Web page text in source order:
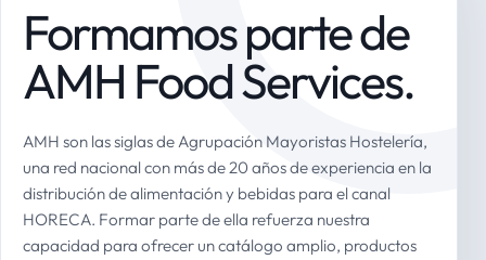
Formamos parte de
AMH Food Services.
AMH son las siglas de Agrupación Mayoristas Hostelería,
una red nacional con más de 20 años de experiencia en la
distribución de alimentación y bebidas para el canal
HORECA. Formar parte de ella refuerza nuestra
capacidad para ofrecer un catálogo amplio, productos